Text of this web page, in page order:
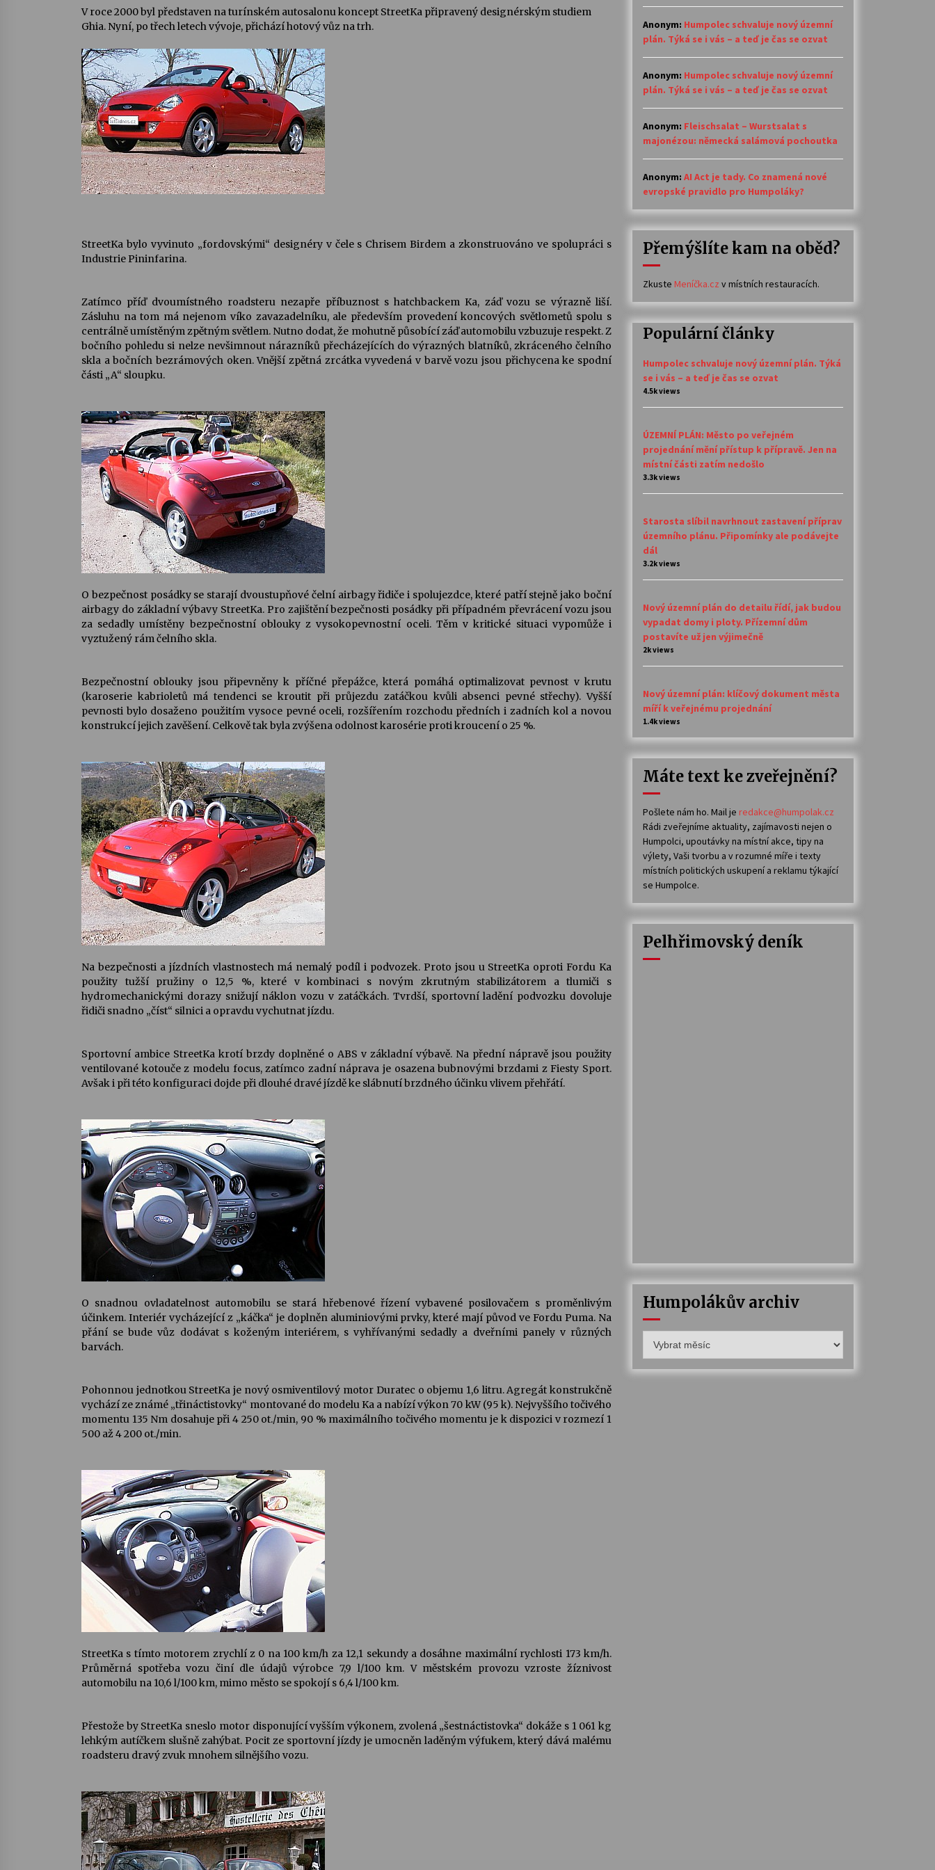
V roce 2000 byl představen na turínském autosalonu koncept StreetKa připravený designérským studiem
Ghia. Nyní, po třech letech vývoje, přichází hotový vůz na trh.
StreetKa bylo vyvinuto „fordovskými“ designéry v čele s Chrisem Birdem a zkonstruováno ve spolupráci s
Industrie Pininfarina.
Zatímco příď dvoumístného roadsteru nezapře příbuznost s hatchbackem Ka, záď vozu se výrazně liší.
Zásluhu na tom má nejenom víko zavazadelníku, ale především provedení koncových světlometů spolu s
centrálně umístěným zpětným světlem. Nutno dodat, že mohutně působící záď automobilu vzbuzuje respekt. Z
bočního pohledu si nelze nevšimnout nárazníků přecházejících do výrazných blatníků, zkráceného čelního
skla a bočních bezrámových oken. Vnější zpětná zrcátka vyvedená v barvě vozu jsou přichycena ke spodní
části „A“ sloupku.
O bezpečnost posádky se starají dvoustupňové čelní airbagy řidiče i spolujezdce, které patří stejně jako boční
airbagy do základní výbavy StreetKa. Pro zajištění bezpečnosti posádky při případném převrácení vozu jsou
za sedadly umístěny bezpečnostní oblouky z vysokopevnostní oceli. Těm v kritické situaci vypomůže i
vyztužený rám čelního skla.
Bezpečnostní oblouky jsou připevněny k příčné přepážce, která pomáhá optimalizovat pevnost v krutu
(karoserie kabrioletů má tendenci se kroutit při průjezdu zatáčkou kvůli absenci pevné střechy). Vyšší
pevnosti bylo dosaženo použitím vysoce pevné oceli, rozšířením rozchodu předních i zadních kol a novou
konstrukcí jejich zavěšení. Celkově tak byla zvýšena odolnost karosérie proti kroucení o 25 %.
Na bezpečnosti a jízdních vlastnostech má nemalý podíl i podvozek. Proto jsou u StreetKa oproti Fordu Ka
použity tužší pružiny o 12,5 %, které v kombinaci s novým zkrutným stabilizátorem a tlumiči s
hydromechanickými dorazy snižují náklon vozu v zatáčkách. Tvrdší, sportovní ladění podvozku dovoluje
řidiči snadno „číst“ silnici a opravdu vychutnat jízdu.
Sportovní ambice StreetKa krotí brzdy doplněné o ABS v základní výbavě. Na přední nápravě jsou použity
ventilované kotouče z modelu focus, zatímco zadní náprava je osazena bubnovými brzdami z Fiesty Sport.
Avšak i při této konfiguraci dojde při dlouhé dravé jízdě ke slábnutí brzdného účinku vlivem přehřátí.
O snadnou ovladatelnost automobilu se stará hřebenové řízení vybavené posilovačem s proměnlivým
účinkem. Interiér vycházející z „káčka“ je doplněn aluminiovými prvky, které mají původ ve Fordu Puma. Na
přání se bude vůz dodávat s koženým interiérem, s vyhřívanými sedadly a dveřními panely v různých
barvách.
Pohonnou jednotkou StreetKa je nový osmiventilový motor Duratec o objemu 1,6 litru. Agregát konstrukčně
vychází ze známé „třináctistovky“ montované do modelu Ka a nabízí výkon 70 kW (95 k). Nejvyššího točivého
momentu 135 Nm dosahuje při 4 250 ot./min, 90 % maximálního točivého momentu je k dispozici v rozmezí 1
500 až 4 200 ot./min.
StreetKa s tímto motorem zrychlí z 0 na 100 km/h za 12,1 sekundy a dosáhne maximální rychlosti 173 km/h.
Průměrná spotřeba vozu činí dle údajů výrobce 7,9 l/100 km. V městském provozu vzroste žíznivost
automobilu na 10,6 l/100 km, mimo město se spokojí s 6,4 l/100 km.
Přestože by StreetKa sneslo motor disponující vyšším výkonem, zvolená „šestnáctistovka“ dokáže s 1 061 kg
lehkým autíčkem slušně zahýbat. Pocit ze sportovní jízdy je umocněn laděným výfukem, který dává malému
roadsteru dravý zvuk mnohem silnějšího vozu.
Anonym: Humpolec schvaluje nový územní
plán. Týká se i vás – a teď je čas se ozvat
Anonym: Humpolec schvaluje nový územní
plán. Týká se i vás – a teď je čas se ozvat
Anonym: Fleischsalat – Wurstsalat s
majonézou: německá salámová pochoutka
Anonym: AI Act je tady. Co znamená nové
evropské pravidlo pro Humpoláky?
Přemýšlíte kam na oběd?
Zkuste Meníčka.cz v místních restauracích.
Populární články
Humpolec schvaluje nový územní plán. Týká
se i vás – a teď je čas se ozvat
4.5k views
ÚZEMNÍ PLÁN: Město po veřejném
projednání mění přístup k přípravě. Jen na
místní části zatím nedošlo
3.3k views
Starosta slíbil navrhnout zastavení příprav
územního plánu. Připomínky ale podávejte
dál
3.2k views
Nový územní plán do detailu řídí, jak budou
vypadat domy i ploty. Přízemní dům
postavíte už jen výjimečně
2k views
Nový územní plán: klíčový dokument města
míří k veřejnému projednání
1.4k views
Máte text ke zveřejnění?
Pošlete nám ho. Mail je redakce@humpolak.cz
Rádi zveřejníme aktuality, zajímavosti nejen o
Humpolci, upoutávky na místní akce, tipy na
výlety, Vaši tvorbu a v rozumné míře i texty
místních politických uskupení a reklamu týkající
se Humpolce.
Pelhřimovský deník
Humpolákův archiv
archiv